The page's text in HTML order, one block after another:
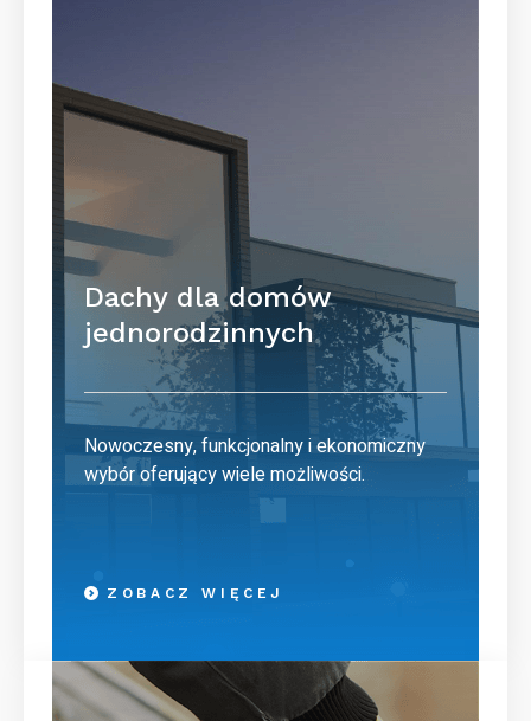
Dachy dla domów
jednorodzinnych
Nowoczesny, funkcjonalny i ekonomiczny
wybór oferujący wiele możliwości.
ZOBACZ WIĘCEJ